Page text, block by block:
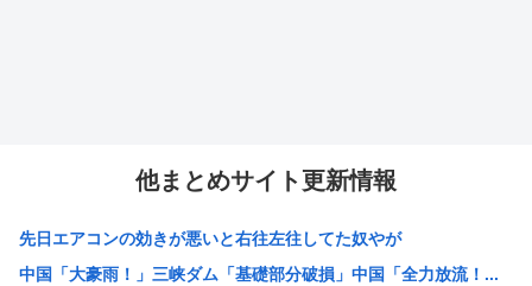
他まとめサイト更新情報
先日エアコンの効きが悪いと右往左往してた奴やが
中国「大豪雨！」三峡ダム「基礎部分破損」中国「全力放流！...